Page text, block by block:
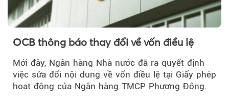
OCB thông báo thay đổi về vốn điều lệ
Mới đây, Ngân hàng Nhà nước đã ra quyết định
việc sửa đổi nội dung về vốn điều lệ tại Giấy phép
hoạt động của Ngân hàng TMCP Phương Đông.